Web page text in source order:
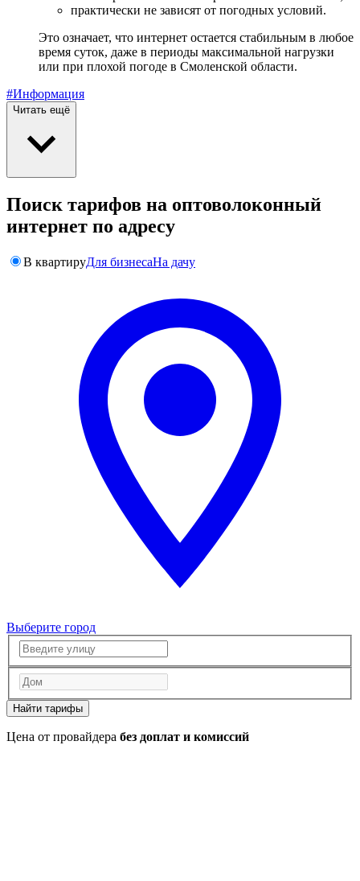
практически не зависят от погодных условий.
Это означает, что интернет остается стабильным в любое
время суток, даже в периоды максимальной нагрузки
или при плохой погоде в Смоленской области.
#Информация
Читать ещё
Поиск тарифов на оптоволоконный
интернет по адресу
В квартируДля бизнесаНа дачу
Выберите город
Найти тарифы
Цена от провайдера без доплат и комиссий